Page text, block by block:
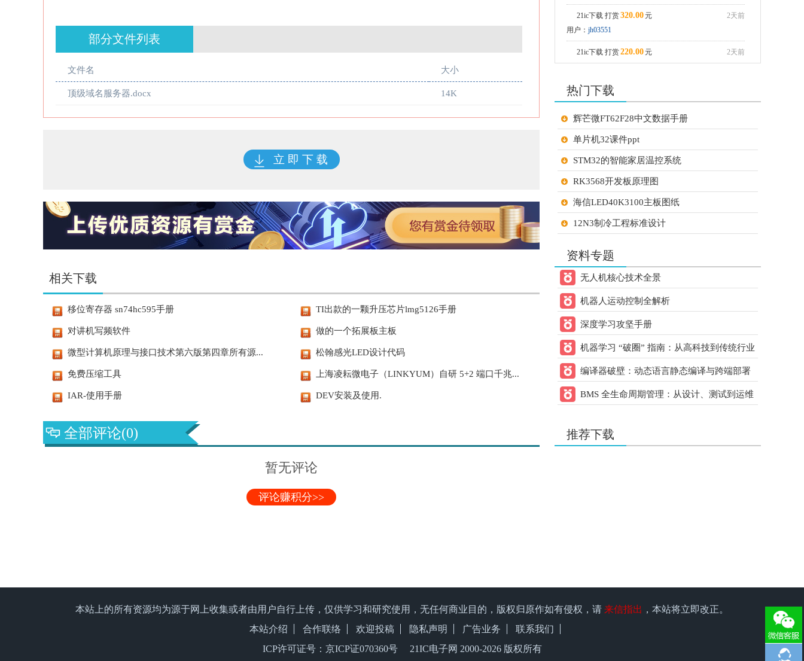
部分文件列表
文件名 大小
顶级域名服务器.docx 14K
立 即 下 载
相关下载
移位寄存器 sn74hc595手册 TI出款的一颗升压芯片lmg5126手册
对讲机写频软件 做的一个拓展板主板
微型计算机原理与接口技术第六版第四章所有源... 松翰感光LED设计代码
免费压缩工具 上海凌耘微电子（LINKYUM）自研 5+2 端口千兆...
IAR-使用手册 DEV安装及使用.
全部评论(0)
暂无评论
评论赚积分>>
21ic下载 打赏320.00元
2天前
用户： jh03551
21ic下载 打赏220.00元
2天前
21ic下载 打赏
用户：潇潇江南
21ic下载 打赏 210.00元
用户：小猫做电路
21ic下载 打赏 60.00元
gsy幸运
21ic下载 打赏60.00 元
用户：zhengdai
21ic下载 打赏60.00元
2天前
用户：lanmukk
21ic下载 打赏 60.00
用户：
21ic下载 打赏 20.00 元
用户：w993263495
21ic下载 打赏30.00 元
2天前
用户：sun2152
21ic下载 打赏20.00元
2天前
用户：w178191520
用户：liqiang9090
用户： qiufeng0299
热门下载
辉芒微FT62F28中文数据手册
单片机32课件ppt
STM32的智能家居温控系统
RK3568开发板原理图
海信LED40K3100主板图纸
12N3制冷工程标准设计
STM32单片机超市智能购物车
8层电脑主板
FOC控制学校笔记
资料专题
无人机核心技术全景
机器人运动控制全解析
深度学习攻坚手册
机器学习 “破圈” 指南：从高科技到传统行业
的跨领域应用方案
编译器破壁：动态语言静态编译与跨端部署
核心方案
BMS 全生命周期管理：从设计、测试到运维
推荐下载
本站上的所有资源均为源于网上收集或者由用户自行上传，仅供学习和研究使用，无任何商业目的，版权归原作如有侵权，请 来信指出 ，本站将立即改正。
本站介绍
合作联络 欢迎投稿 隐私声明 广告业务
联系我们
ICP许可证号：京ICP证070360号 21IC电子网 2000-2026 版权所有